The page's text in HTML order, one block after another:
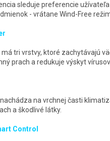
sleduje preferencie
- vrátane Wind-Free
má tri vrstvy, ktoré zachytávajú
prach a redukuje výskyt
nachádza na vrchnej časti
a škodlivé látky.
Control